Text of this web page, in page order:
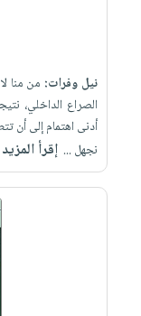
نيل وفرات: من منا
الصراع الداخلي،
أدنى اهتمام إلى أن
نجهل ... إقرأ